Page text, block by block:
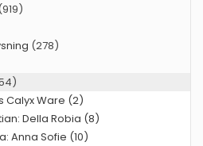
(278)
Calyx Ware (2)
Della Robia (8)
Anna Sofie (10)